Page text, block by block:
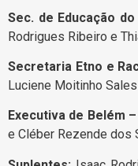
Sec. de Educação
Rodrigues Ribeiro e
Secretaria Etno e
Luciene Moitinho Sales
Executiva de Belém –
e Cléber Rezende dos